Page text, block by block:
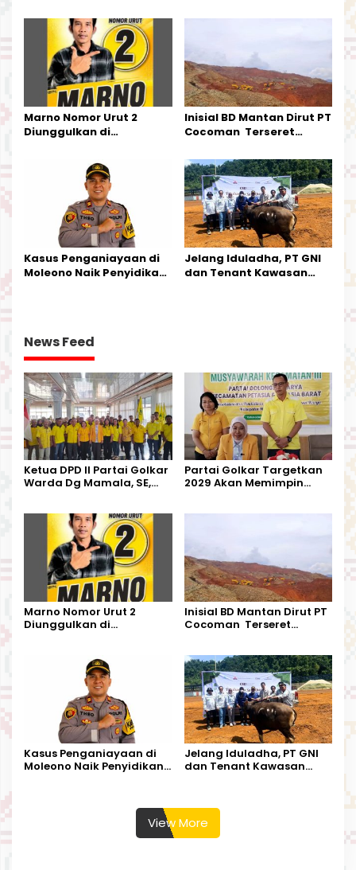
Pengurus Parti
Kecamatan Petasia dan
Kecamatan Petbar
Marno Nomor Urut 2
Diunggulkan di
Kesederhanaannya Jadi
Harapan Warga
Inisial BD Mantan Dirut PT
Cocoman Terseret
Tata Kelola Tambang
Kalimantan Barat
Kasus Penganiayaan di
Moleono Naik Penyidikan,
Jelang Iduladha, PT GNI
dan Tenant Kawasan
News Feed
Ketua DPD II Partai Golkar
Warda Dg Mamala, SE,
Kecamatan Petbar
Partai Golkar Targetkan
2029 Akan Memimpin
Marno Nomor Urut 2
Diunggulkan di
Harapan Warga
Inisial BD Mantan Dirut PT
Cocoman Terseret
Kalimantan Barat
Kasus Penganiayaan di
Moleono Naik Penyidikan,
Jelang Iduladha, PT GNI
dan Tenant Kawasan
View More